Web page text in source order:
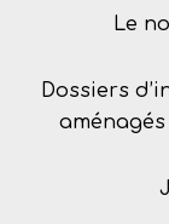
Le
Dossiers
aménagés